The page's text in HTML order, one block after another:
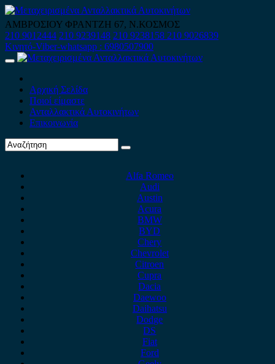
Skip
to
content
ΑΜΒΡΟΣΙΟΥ ΦΡΑΝΤΖΗ 67, Ν.ΚΟΣΜΟΣ
210 9012444 210 9239148 210 9238158 210 9026839
Κινητό-Viber-whatsapp : 6980507900
Primary
Αρχική Σελίδα
Ποιοί είμαστε
Ανταλλακτικά Αυτοκινήτων
Επικοινωνία
Alfa Romeo
Audi
Austin
Acura
BMW
BYD
Chery
Chevrolet
Citroen
Cupra
Dacia
Daewoo
Daihatsu
Dodge
DS
Fiat
Ford